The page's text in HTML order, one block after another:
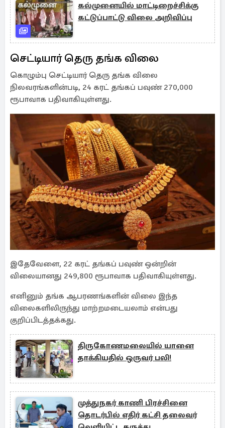
கல்முனையில் மாட்டிறைச்சிக்கு
கட்டுப்பாட்டு விலை அறிவிப்பு
செட்டியார் தெரு தங்க விலை
கொழும்பு செட்டியார் தெரு தங்க விலை
நிலவரங்களின்படி, 24 கரட் தங்கப் பவுண் 270,000
ரூபாவாக பதிவாகியுள்ளது.
இதேவேளை, 22 கரட் தங்கப் பவுண் ஒன்றின்
விலையானது 249,800 ரூபாவாக பதிவாகியுள்ளது.
எனினும் தங்க ஆபரணங்களின் விலை இந்த
விலைகளிலிருந்து மாற்றமடையலாம் என்பது
குறிப்பிடத்தக்கது.
திருகோணமலையில் யானை
தாக்கியதில் ஒருவர் பலி!
முத்துநகர் காணி பிரச்சினை
தொடர்பில் எதிர் கட்சி தலைவர்